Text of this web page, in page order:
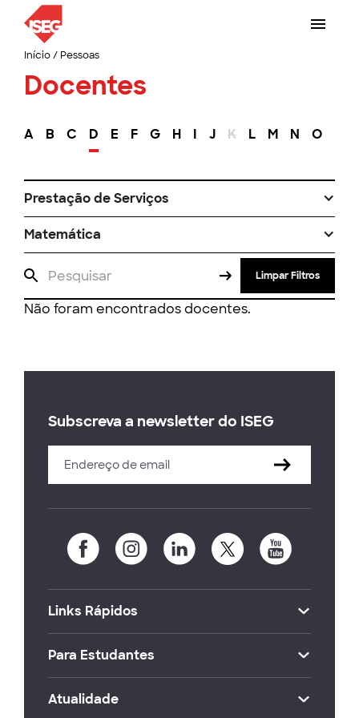
Início/ Pessoas
Docentes
A B C D E F G H I J K L M N O
Prestação de Serviços
Matemática
Limpar Filtros
Não foram encontrados docentes.
Subscreva a newsletter do ISEG
Links Rápidos
Para Estudantes
Atualidade